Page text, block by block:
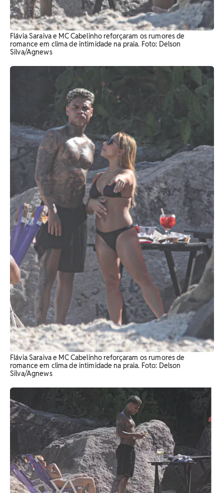
Flávia Saraiva e MC Cabelinho reforçaram os rumores de
romance em clima de intimidade na praia. Foto: Delson
Silva/Agnews
Flávia Saraiva e MC Cabelinho reforçaram os rumores de
romance em clima de intimidade na praia. Foto: Delson
Silva/Agnews